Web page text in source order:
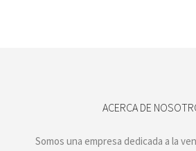
ACERCA DE
Somos una empresa dedicada a la